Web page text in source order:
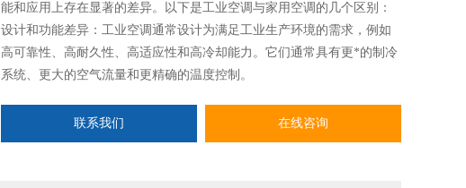
能和应用上存在显著的差异。以下是工业空调与家用空调的几个区别：
设计和功能差异：工业空调通常设计为满足工业生产环境的需求，例如
高可靠性、高耐久性、高适应性和高冷却能力。它们通常具有更*的制冷
系统、更大的空气流量和更精确的温度控制。
联系我们 在线咨询